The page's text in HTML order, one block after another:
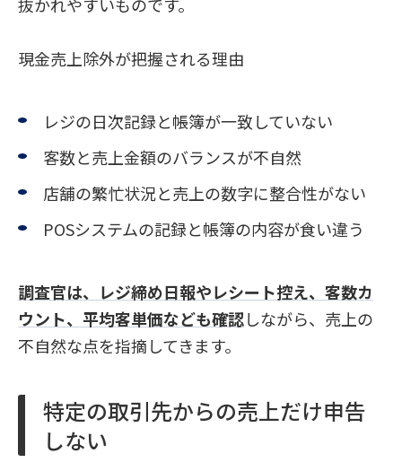
現金売上除外が把握される理由
レジの日次記録と帳簿が一致していない
客数と売上金額のバランスが不自然
店舗の繁忙状況と売上の数字に整合性がない
POSシステムの記録と帳簿の内容が食い違う
調査官は、レジ締め日報やレシート控え、客数カ
ウント、平均客単価なども確認しながら、売上の
不自然な点を指摘してきます。
特定の取引先からの売上だけ申告
しない